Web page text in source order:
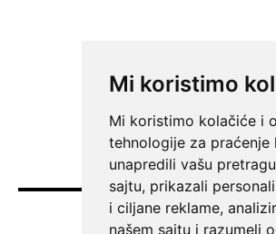
Mi koristimo
Mi koristimo kolačiće i
tehnologije za praćenje
unapredili vašu
sajtu, prikazali
i ciljane reklame,
našem sajtu i razumeli
Vesti